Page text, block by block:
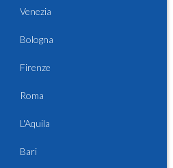
Venezia
Bologna
Firenze
Roma
L'Aquila
Bari